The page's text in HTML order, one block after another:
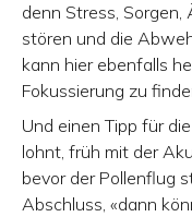
denn Stress, Sorgen,
stören und die
kann hier ebenfalls
Fokussierung zu
Und einen Tipp für
lohnt, früh mit der
bevor der Pollenflug
Abschluss, «dann